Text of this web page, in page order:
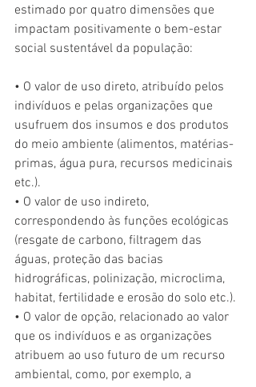
estimado por quatro dimensões que
impactam positivamente o bem-estar
social sustentável da população:
• O valor de uso direto, atribuído pelos
indivíduos e pelas organizações que
usufruem dos insumos e dos produtos
do meio ambiente (alimentos, matérias-
primas, água pura, recursos medicinais
etc.).
• O valor de uso indireto,
correspondendo às funções ecológicas
(resgate de carbono, filtragem das
águas, proteção das bacias
hidrográficas, polinização, microclima,
habitat, fertilidade e erosão do solo etc.).
• O valor de opção, relacionado ao valor
que os indivíduos e as organizações
atribuem ao uso futuro de um recurso
ambiental, como, por exemplo, a